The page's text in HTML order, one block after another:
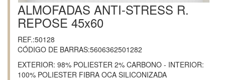
ALMOFADAS ANTI-STRESS R.
REPOSE 45x60
REF.:50128
CÓDIGO DE BARRAS:5606362501282
EXTERIOR: 98% POLIESTER 2% CARBONO - INTERIOR:
100% POLIESTER FIBRA OCA SILICONIZADA